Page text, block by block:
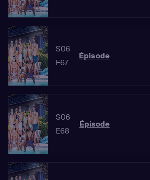
S06
E67
Épisode
S06
E68
Épisode